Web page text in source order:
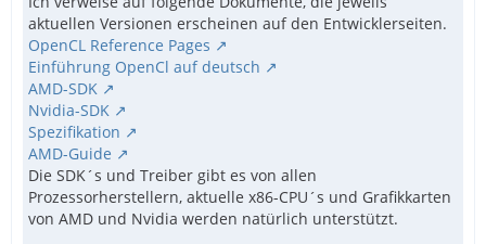
aktuellen Versionen erscheinen auf den Entwicklerseiten.
OpenCL Reference Pages
Einführung OpenCl auf deutsch
AMD-SDK
Nvidia-SDK
Spezifikation
AMD-Guide
Die SDK´s und Treiber gibt es von allen
Prozessorherstellern, aktuelle x86-CPU´s und Grafikkarten
von AMD und Nvidia werden natürlich unterstützt.